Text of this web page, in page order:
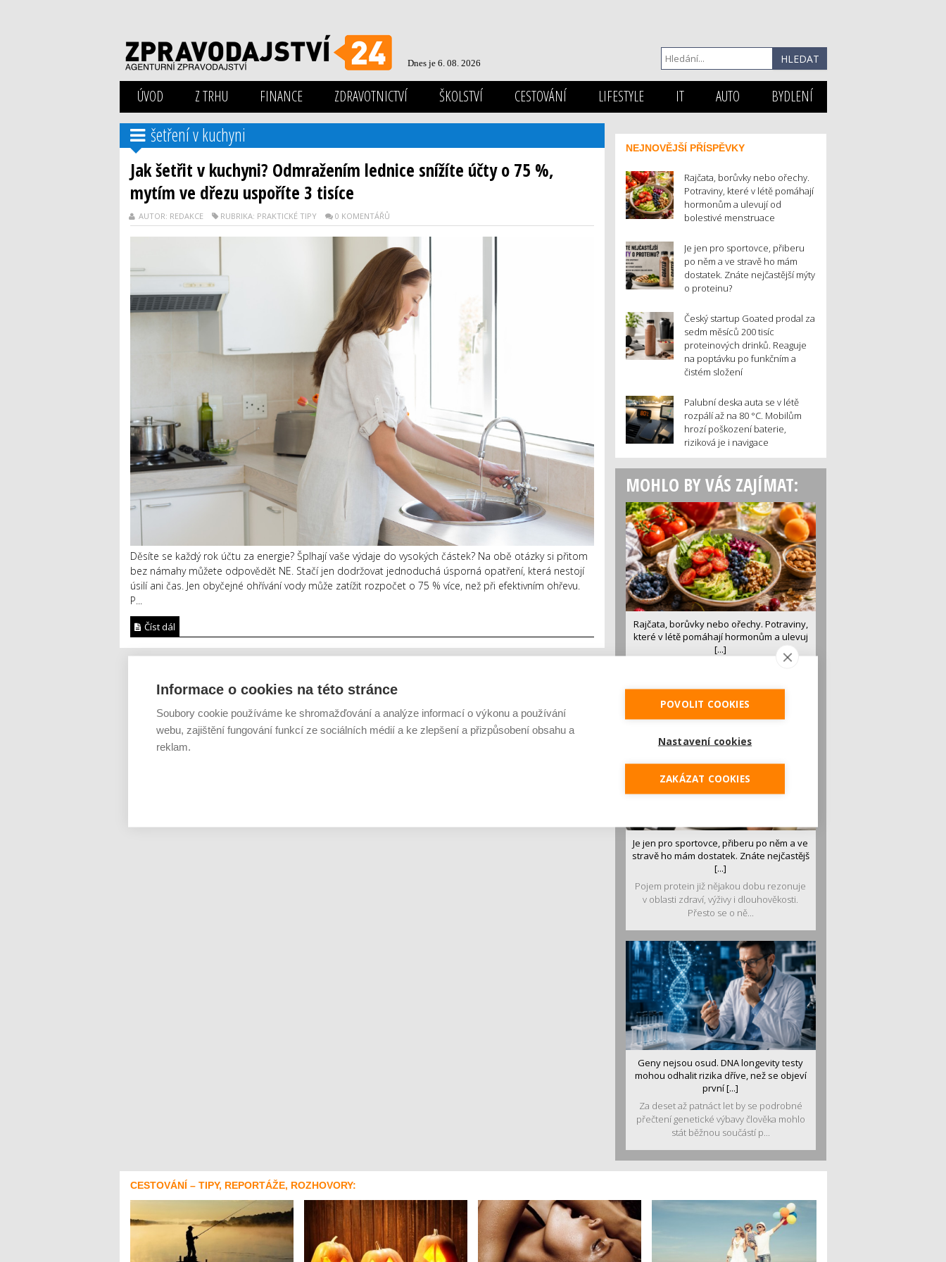
Dnes je 6. 08. 2026
ÚVOD Z TRHU FINANCE ZDRAVOTNICTVÍ ŠKOLSTVÍ CESTOVÁNÍ LIFESTYLE IT AUTO BYDLENÍ
šetření v kuchyni
Jak šetřit v kuchyni? Odmražením lednice snížíte účty o 75 %,
mytím ve dřezu uspoříte 3 tisíce
AUTOR: REDAKCE RUBRIKA: PRAKTICKÉ TIPY 0 KOMENTÁŘŮ
Děsíte se každý rok účtu za energie? Šplhají vaše výdaje do vysokých částek? Na obě otázky si přitom
bez námahy můžete odpovědět NE. Stačí jen dodržovat jednoduchá úsporná opatření, která nestojí
úsilí ani čas. Jen obyčejné ohřívání vody může zatížit rozpočet o 75 % více, než při efektivním ohřevu.
P...
Číst dál
NEJNOVĚJŠÍ PŘÍSPĚVKY
Rajčata, borůvky nebo ořechy.
Potraviny, které v létě pomáhají
hormonům a ulevují od
bolestivé menstruace
Je jen pro sportovce, přiberu
po něm a ve stravě ho mám
dostatek. Znáte nejčastější mýty
o proteinu?
Český startup Goated prodal za
sedm měsíců 200 tisíc
proteinových drinků. Reaguje
na poptávku po funkčním a
čistém složení
Palubní deska auta se v létě
rozpálí až na 80 °C. Mobilům
hrozí poškození baterie,
riziková je i navigace
MOHLO BY VÁS ZAJÍMAT:
Rajčata, borůvky nebo ořechy. Potraviny,
které v létě pomáhají hormonům a ulevuj
[...]
luštěniny jsou práv...
Je jen pro sportovce, přiberu po něm a ve
stravě ho mám dostatek. Znáte nejčastějš
[...]
Pojem protein již nějakou dobu rezonuje
v oblasti zdraví, výživy i dlouhověkosti.
Přesto se o ně...
Geny nejsou osud. DNA longevity testy
mohou odhalit rizika dříve, než se objeví
první [...]
Za deset až patnáct let by se podrobné
přečtení genetické výbavy člověka mohlo
stát běžnou součástí p...
CESTOVÁNÍ – TIPY, REPORTÁŽE, ROZHOVORY:
Informace o cookies na této stránce
Soubory cookie používáme ke shromažďování a analýze informací o výkonu a používání
webu, zajištění fungování funkcí ze sociálních médií a ke zlepšení a přizpůsobení obsahu a
reklam.
POVOLIT COOKIES
Nastavení cookies
ZAKÁZAT COOKIES